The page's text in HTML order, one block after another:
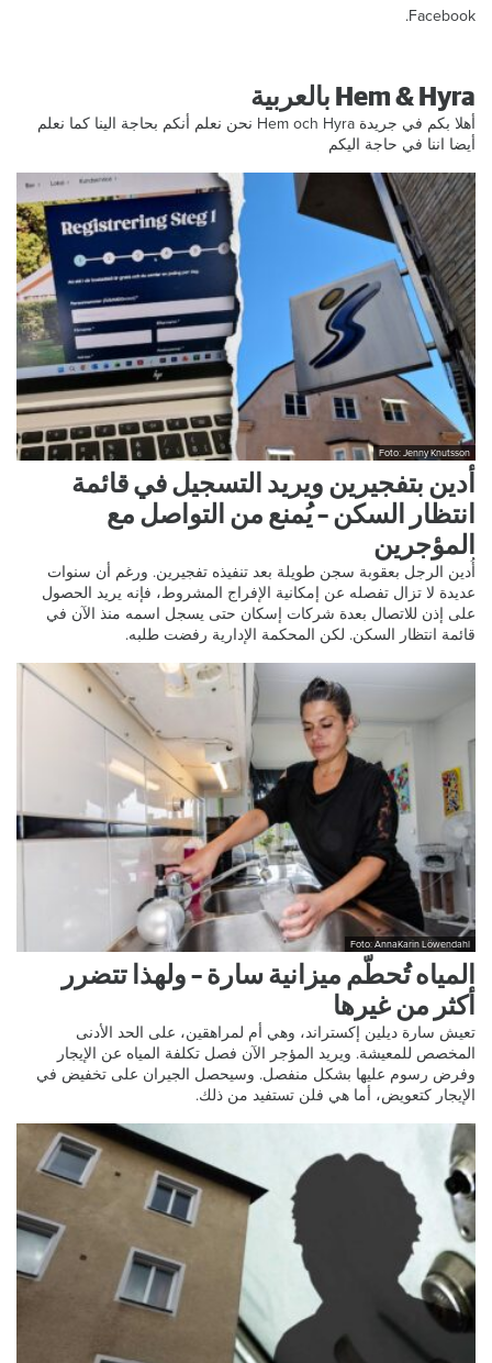
Facebook.
Hem & Hyra بالعربية
أهلا بكم في جريدة Hem och Hyra نحن نعلم أنكم بحاجة الينا كما نعلم
أيضا اننا في حاجة اليكم
Foto: Jenny Knutsson
أدين بتفجيرين ويريد التسجيل في قائمة
انتظار السكن – يُمنع من التواصل مع
المؤجرين
أُدين الرجل بعقوبة سجن طويلة بعد تنفيذه تفجيرين. ورغم أن سنوات
عديدة لا تزال تفصله عن إمكانية الإفراج المشروط، فإنه يريد الحصول
على إذن للاتصال بعدة شركات إسكان حتى يسجل اسمه منذ الآن في
قائمة انتظار السكن. لكن المحكمة الإدارية رفضت طلبه.
Foto: AnnaKarin Löwendahl
المياه تُحطّم ميزانية سارة – ولهذا تتضرر
أكثر من غيرها
تعيش سارة ديلين إكستراند، وهي أم لمراهقين، على الحد الأدنى
المخصص للمعيشة. ويريد المؤجر الآن فصل تكلفة المياه عن الإيجار
وفرض رسوم عليها بشكل منفصل. وسيحصل الجيران على تخفيض في
الإيجار كتعويض، أما هي فلن تستفيد من ذلك.